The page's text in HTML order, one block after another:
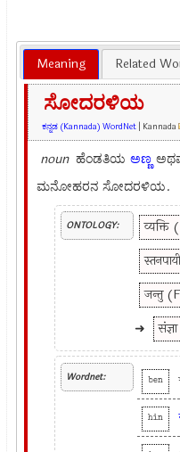
Meaning Related
ಸೋದರಳಿಯ
ಕನ್ನಡ (Kannada) WordNet | Kannada
noun ಹೆಂಡತಿಯ ಅಣ್ಣ
ಮನೋಹರನ ಸೋದರಳಿಯ.
ONTOLOGY:
जन्तु
➜
Wordnet: ben
hin